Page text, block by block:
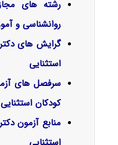
رشته های
روانشناسی و
گرایش‌ های
استثنایی
سرفصل‌ های
کودکان استثنایی
منابع آزمون